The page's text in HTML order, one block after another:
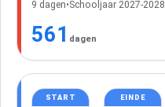
9 dagen•Schooljaar 2027-2028
561 dagen
START EINDE